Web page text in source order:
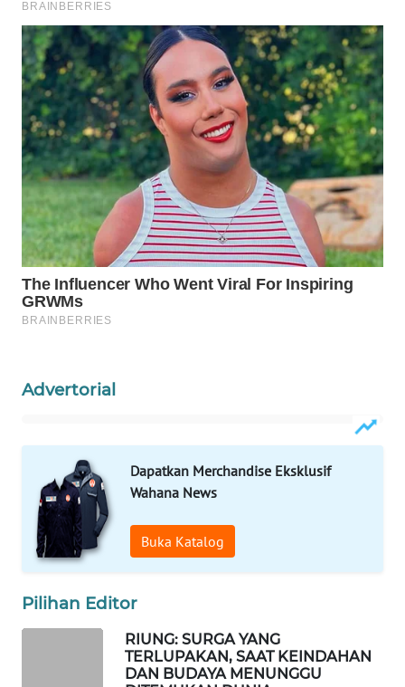
Advertorial
Dapatkan Merchandise Eksklusif
Wahana News
Buka Katalog
Pilihan Editor
RIUNG: SURGA YANG
TERLUPAKAN, SAAT KEINDAHAN
DAN BUDAYA MENUNGGU
DESA
WISATA
LAPAK
WAHANA
Wahana
Network
KONSUMEN
LISTRIK
KELISTRIKAN
MARTABAT
NET
PLN
WATCH
MKLI